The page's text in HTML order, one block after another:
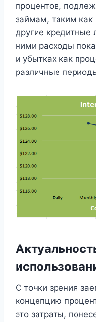
процентов,
займам, таким как
другие кредитные
ними расходы
и убытках как
различные
С точки зрения
концепцию
это затраты,